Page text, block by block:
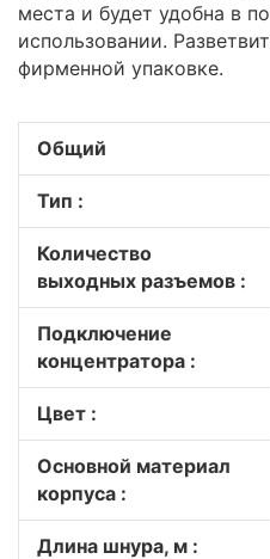
места и будет удобна в
использовании.
фирменной упаковке.
Общий
Тип :
Количество
выходных разъемов :
Подключение
концентратора :
Цвет :
Основной материал
корпуса :
Длина шнура, м :